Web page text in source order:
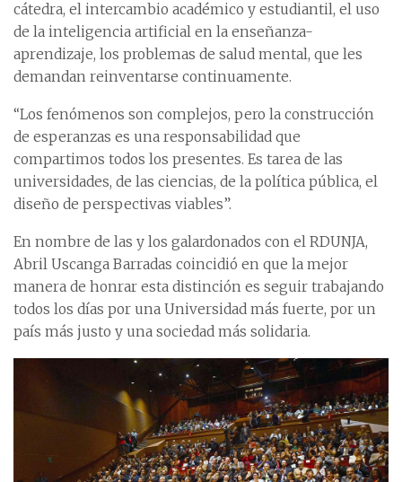
cátedra, el intercambio académico y estudiantil, el uso
de la inteligencia artificial en la enseñanza-
aprendizaje, los problemas de salud mental, que les
demandan reinventarse continuamente.
“Los fenómenos son complejos, pero la construcción
de esperanzas es una responsabilidad que
compartimos todos los presentes. Es tarea de las
universidades, de las ciencias, de la política pública, el
diseño de perspectivas viables”.
En nombre de las y los galardonados con el RDUNJA,
Abril Uscanga Barradas coincidió en que la mejor
manera de honrar esta distinción es seguir trabajando
todos los días por una Universidad más fuerte, por un
país más justo y una sociedad más solidaria.